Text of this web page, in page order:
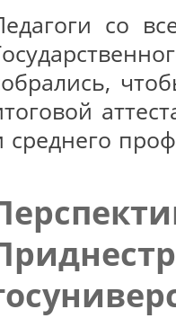
со
среднего